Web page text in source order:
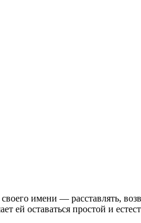
имени — расставлять,
ей оставаться простой и